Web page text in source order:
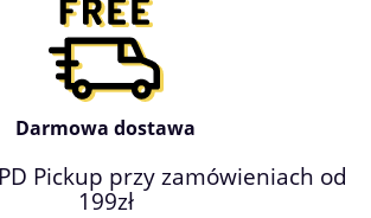
Darmowa dostawa
Pickup przy zamówieniach od
199zł